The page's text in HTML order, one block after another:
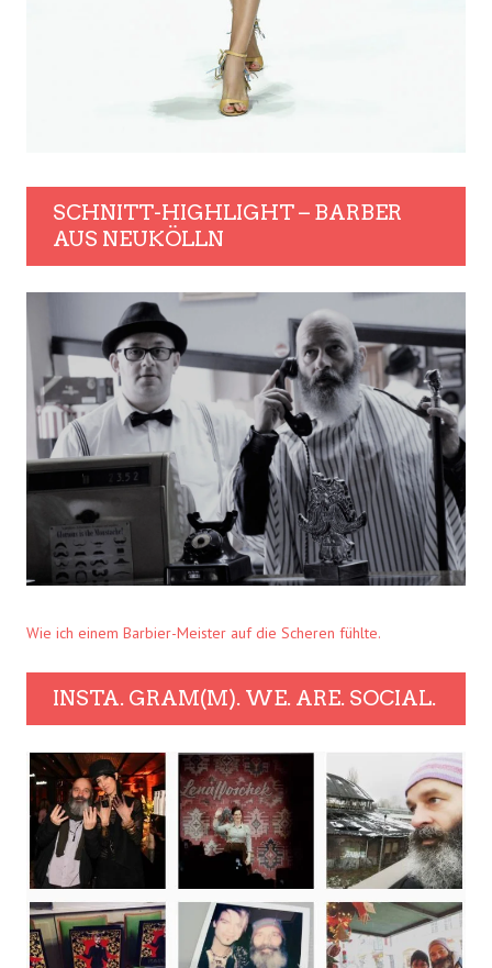
SCHNITT-HIGHLIGHT – BARBER
AUS NEUKÖLLN
Wie ich einem Barbier-Meister auf die Scheren fühlte.
INSTA. GRAM(M). WE. ARE. SOCIAL.